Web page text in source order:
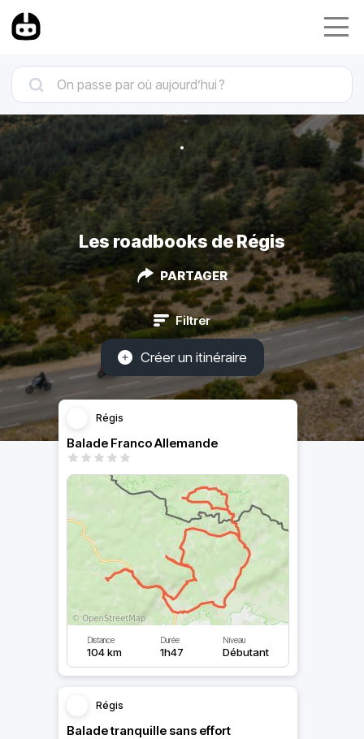
Les roadbooks de Régis
PARTAGER
Filtrer
Créer un itinéraire
Régis
Balade Franco Allemande
Distance
104 km
Durée
1h47
Niveau
Débutant
Régis
Balade tranquille sans effort